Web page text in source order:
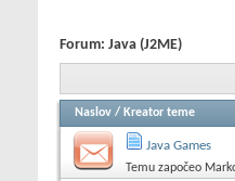
Forum: Java (J2ME)
Naslov / Kreator teme
Java Games
Temu započeo